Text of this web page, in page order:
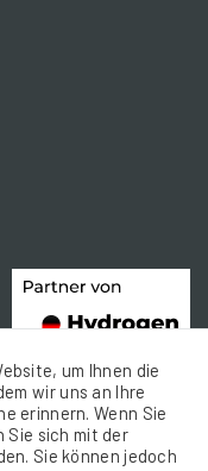
um Ihnen die
wir uns an Ihre
erinnern. Wenn Sie
Sie sich mit der
Sie können jedoch